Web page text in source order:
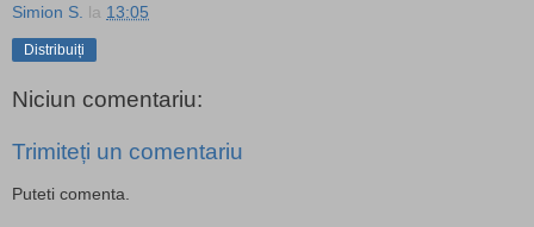
Simion S. la 13:05
Distribuiți
Niciun comentariu:
Trimiteți un comentariu
Puteti comenta.